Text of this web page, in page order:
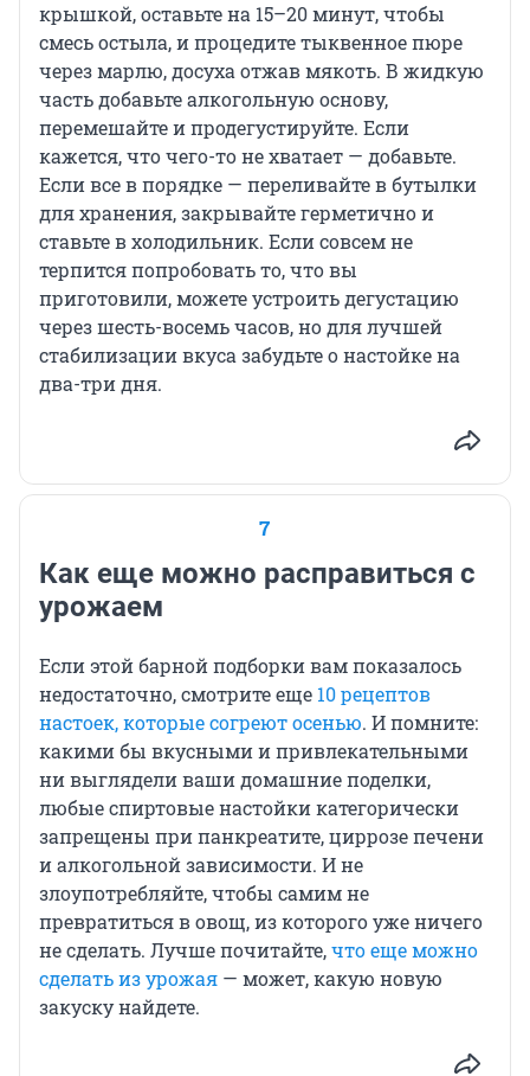
крышкой, оставьте на 15–20 минут, чтобы
смесь остыла, и процедите тыквенное пюре
через марлю, досуха отжав мякоть. В жидкую
часть добавьте алкогольную основу,
перемешайте и продегустируйте. Если
кажется, что чего-то не хватает — добавьте.
Если все в порядке — переливайте в бутылки
для хранения, закрывайте герметично и
ставьте в холодильник. Если совсем не
терпится попробовать то, что вы
приготовили, можете устроить дегустацию
через шесть-восемь часов, но для лучшей
стабилизации вкуса забудьте о настойке на
два-три дня.
7
Как еще можно расправиться с
урожаем
Если этой барной подборки вам показалось
недостаточно, смотрите еще 10 рецептов
настоек, которые согреют осенью. И помните:
какими бы вкусными и привлекательными
ни выглядели ваши домашние поделки,
любые спиртовые настойки категорически
запрещены при панкреатите, циррозе печени
и алкогольной зависимости. И не
злоупотребляйте, чтобы самим не
превратиться в овощ, из которого уже ничего
не сделать. Лучше почитайте,что еще можно
сделать из урожая — может, какую новую
закуску найдете.